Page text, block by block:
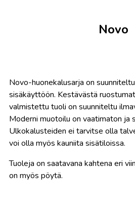
Novo
Novo-huonekalusarja on
sisäkäyttöön. Kestävästä
valmistettu tuoli on suunniteltu
Moderni muotoilu on vaatimaton ja
Ulkokalusteiden ei tarvitse olla
voi olla myös kauniita sisätiloissa.
Tuoleja on saatavana kahtena eri
on myös pöytä.